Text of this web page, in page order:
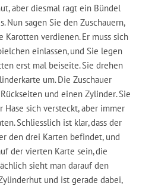
aber diesmal ragt ein Bündel
Nun sagen Sie den Zuschauern,
Karotten verdienen. Er muss sich
einlassen, und Sie legen
erst mal beiseite. Sie drehen
um. Die Zuschauer
und einen Zylinder. Sie
Hase sich versteckt, aber immer
Schliesslich ist klar, dass der
den drei Karten befindet, und
der vierten Karte sein, die
sieht man darauf den
und ist gerade dabei,